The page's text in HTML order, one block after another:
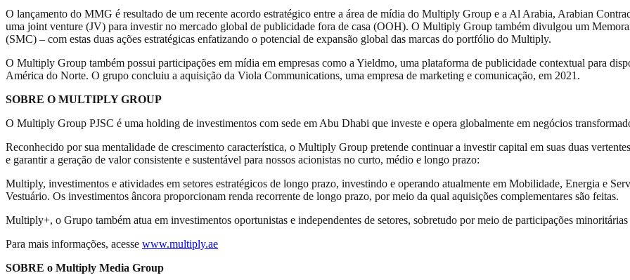
O lançamento do MMG é resultado de um recente acordo estratégico entre a área de mídia do Multiply Group e a Al Arabia, Arabian
uma joint venture (JV) para investir no mercado global de publicidade fora de casa (OOH). O Multiply Group também divulgou um
(SMC) – com estas duas ações estratégicas enfatizando o potencial de expansão global das marcas do portfólio do Multiply.
O Multiply Group também possui participações em mídia em empresas como a Yieldmo, uma plataforma de publicidade contextual para
América do Norte. O grupo concluiu a aquisição da Viola Communications, uma empresa de marketing e comunicação, em 2021.
SOBRE O MULTIPLY GROUP
O Multiply Group PJSC é uma holding de investimentos com sede em Abu Dhabi que investe e opera globalmente em negócios
Reconhecido por sua mentalidade de crescimento característica, o Multiply Group pretende continuar a investir capital em suas duas
e garantir a geração de valor consistente e sustentável para nossos acionistas no curto, médio e longo prazo:
Multiply, investimentos e atividades em setores estratégicos de longo prazo, investindo e operando atualmente em Mobilidade, Energia e
Vestuário. Os investimentos âncora proporcionam renda recorrente de longo prazo, por meio da qual aquisições complementares são feitas.
Multiply+, o Grupo também atua em investimentos oportunistas e independentes de setores, sobretudo por meio de participações
Para mais informações, acesse www.multiply.ae
SOBRE o Multiply Media Group